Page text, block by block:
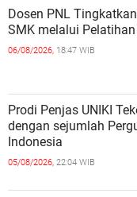
Dosen PNL
SMK melalui
06/08/2026, 18:47 WIB
Prodi Penjas UNIKI
dengan sejumlah
Indonesia
05/08/2026, 22:04 WIB